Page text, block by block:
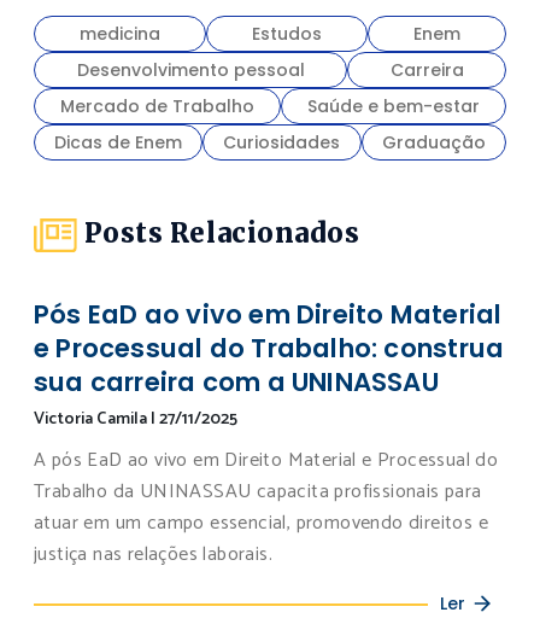
medicina Estudos
Enem
Desenvolvimento pessoal
Carreira
Mercado de Trabalho
Saúde e bem-estar
Dicas de Enem
Curiosidades Graduação
Posts Relacionados
Pós EaD ao vivo em Direito Material
e Processual do Trabalho: construa
sua carreira com a UNINASSAU
Victoria Camila|27/11/2025
A pós EaD ao vivo em Direito Material e Processual do
Trabalho da UNINASSAU capacita profissionais para
atuar em um campo essencial, promovendo direitos e
justiça nas relações laborais.
Ler